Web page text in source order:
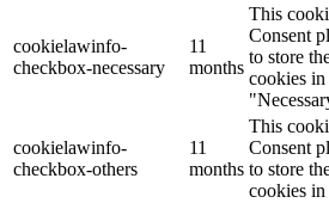
cookielawinfo-
checkbox-necessary
11
months
This
Consent
to store
cookies
cookielawinfo-
checkbox-others
11
months
This
Consent
to store
cookies